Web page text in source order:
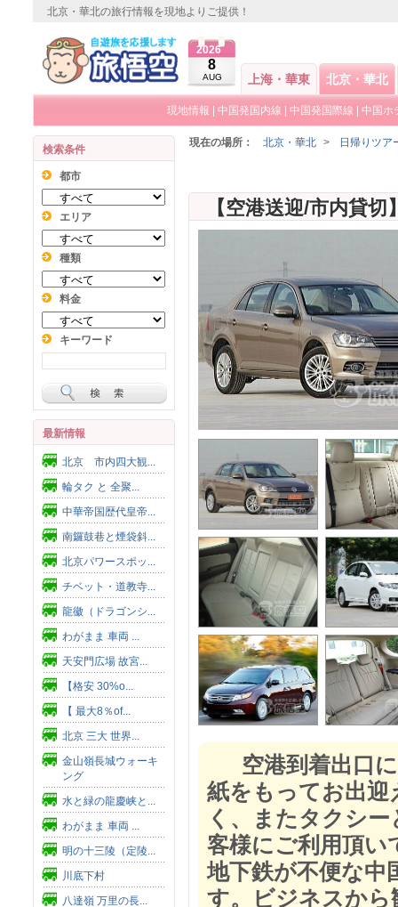
北京・華北の旅行情報を現地よりご提供！
2026
8
AUG 上海・華東 北京・華北
現地情報 中国発国内線 中国発国際線 中国ホ
検索条件
都市
エリア
種類
料金
キーワード
最新情報
北京 市内四大観...
輪タク と 全聚...
中華帝国歴代皇帝...
南鑼鼓巷と煙袋斜...
北京パワースポッ...
チベット・道教寺...
龍徽（ドラゴンシ...
わがまま 車両 ...
天安門広場 故宮...
【格安 30%o...
【 最大8％of...
北京 三大 世界...
金山嶺長城ウォーキ
ング
水と緑の龍慶峡と...
わがまま 車両 ...
明の十三陵（定陵...
川底下村
八達嶺 万里の長...
現在の場所： 北京・華北 > 日帰りツア
空港到着出口
紙をもってお出
く、またタクシ
客様にご利用頂い
地下鉄が不便な中
す。ビジネスから